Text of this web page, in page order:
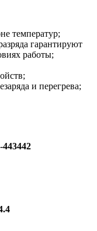
температур;
гарантируют
работы;
и перегрева;